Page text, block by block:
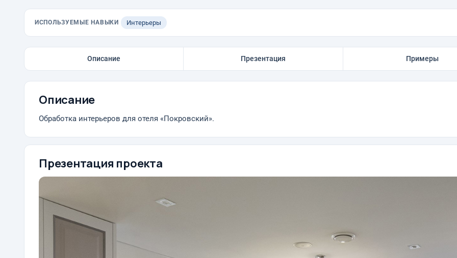
ИСПОЛЬЗУЕМЫЕ НАВЫКИ Интерьеры
Описание Презентация Примеры
Описание
Обработка интерьеров для отеля «Покровский».
Презентация проекта